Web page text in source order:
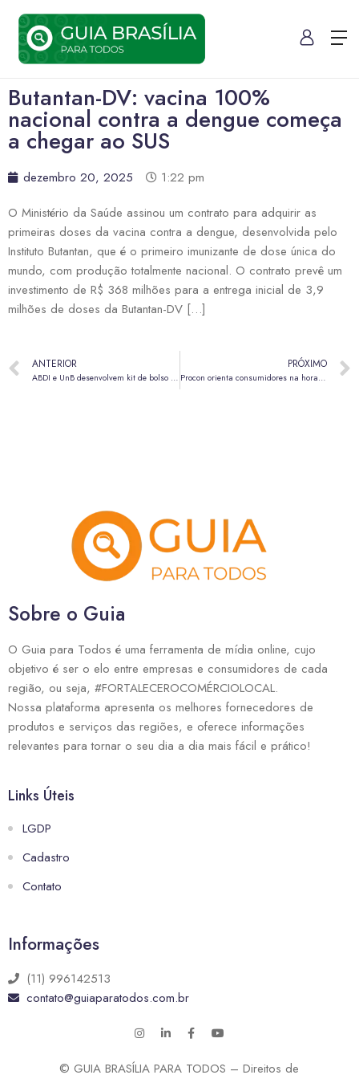
Butantan-DV: vacina 100%
nacional contra a dengue começa
a chegar ao SUS
dezembro 20, 2025
1:22 pm
O Ministério da Saúde assinou um contrato para adquirir as
primeiras doses da vacina contra a dengue, desenvolvida pelo
Instituto Butantan, que é o primeiro imunizante de dose única do
mundo, com produção totalmente nacional. O contrato prevê um
investimento de R$ 368 milhões para a entrega inicial de 3,9
milhões de doses da Butantan-DV […]
ANTERIOR
ABDI e UnB desenvolvem kit de bolso para identificar metanol em bebidas alcoólicas
PRÓXIMO
Procon orienta consumidores na hora das compras de fim de ano; veja seus direitos
Sobre o Guia
O Guia para Todos é uma ferramenta de mídia online, cujo
objetivo é ser o elo entre empresas e consumidores de cada
região, ou seja, #FORTALECEROCOMÉRCIOLOCAL.
Nossa plataforma apresenta os melhores fornecedores de
produtos e serviços das regiões, e oferece informações
relevantes para tornar o seu dia a dia mais fácil e prático!
Links Úteis
LGDP
Cadastro
Contato
Informações
(11) 996142513
contato@guiaparatodos.com.br
© GUIA BRASÍLIA PARA TODOS – Direitos de